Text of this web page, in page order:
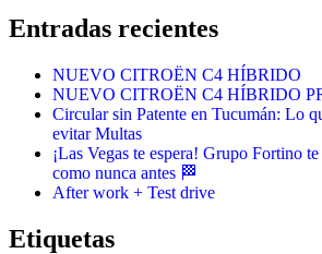
Entradas recientes
NUEVO CITROËN C4 HÍBRIDO
NUEVO CITROËN C4 HÍBRIDO
Circular sin Patente en Tucumán: Lo
evitar Multas
¡Las Vegas te espera! Grupo Fortino
como nunca antes 🏁
After work + Test drive
Etiquetas